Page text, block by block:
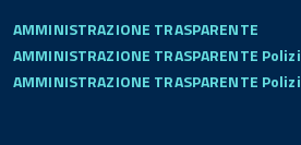
AMMINISTRAZIONE TRASPARENTE
AMMINISTRAZIONE TRASPARENTE
AMMINISTRAZIONE TRASPARENTE